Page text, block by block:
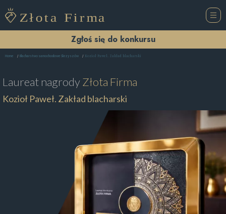
Zgłoś się do konkursu
Home Blacharstwo samochodowe Skrzyszów Kozioł Paweł. Zakład blacharski
Laureat nagrodyZłota Firma
Kozioł Paweł. Zakład blacharski